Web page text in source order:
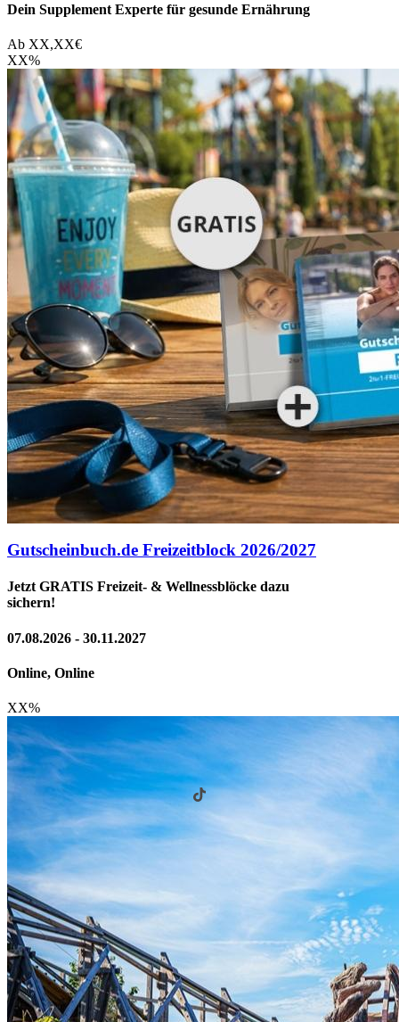
Dein Supplement Experte für gesunde Ernährung
Ab XX,XX€
XX%
Gutscheinbuch.de Freizeitblock 2026/2027
Jetzt GRATIS Freizeit- & Wellnessblöcke dazu
sichern!
07.08.2026 - 30.11.2027
Online, Online
XX%